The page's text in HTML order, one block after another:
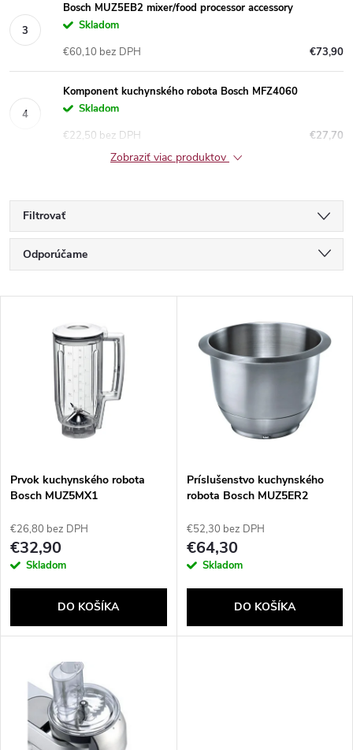
Bosch MUZ5EB2 mixer/food processor accessory
Skladom
€73,90
€60,10 bez DPH
Komponent kuchynského robota Bosch MFZ4060
Skladom
€27,70
€22,50 bez DPH
Zobraziť viac produktov
Filtrovať
R
a
e
p
r
d
Odporúčame
Najpredávanejšie
Abecedne
s
p
r
o
d
Prvok kuchynského robota
Bosch MUZ5MX1
€26,80 bez DPH
€32,90
Skladom
DO KOŠÍKA
Príslušenstvo kuchynského
robota Bosch MUZ5ER2
€52,30 bez DPH
€64,30
Skladom
DO KOŠÍKA